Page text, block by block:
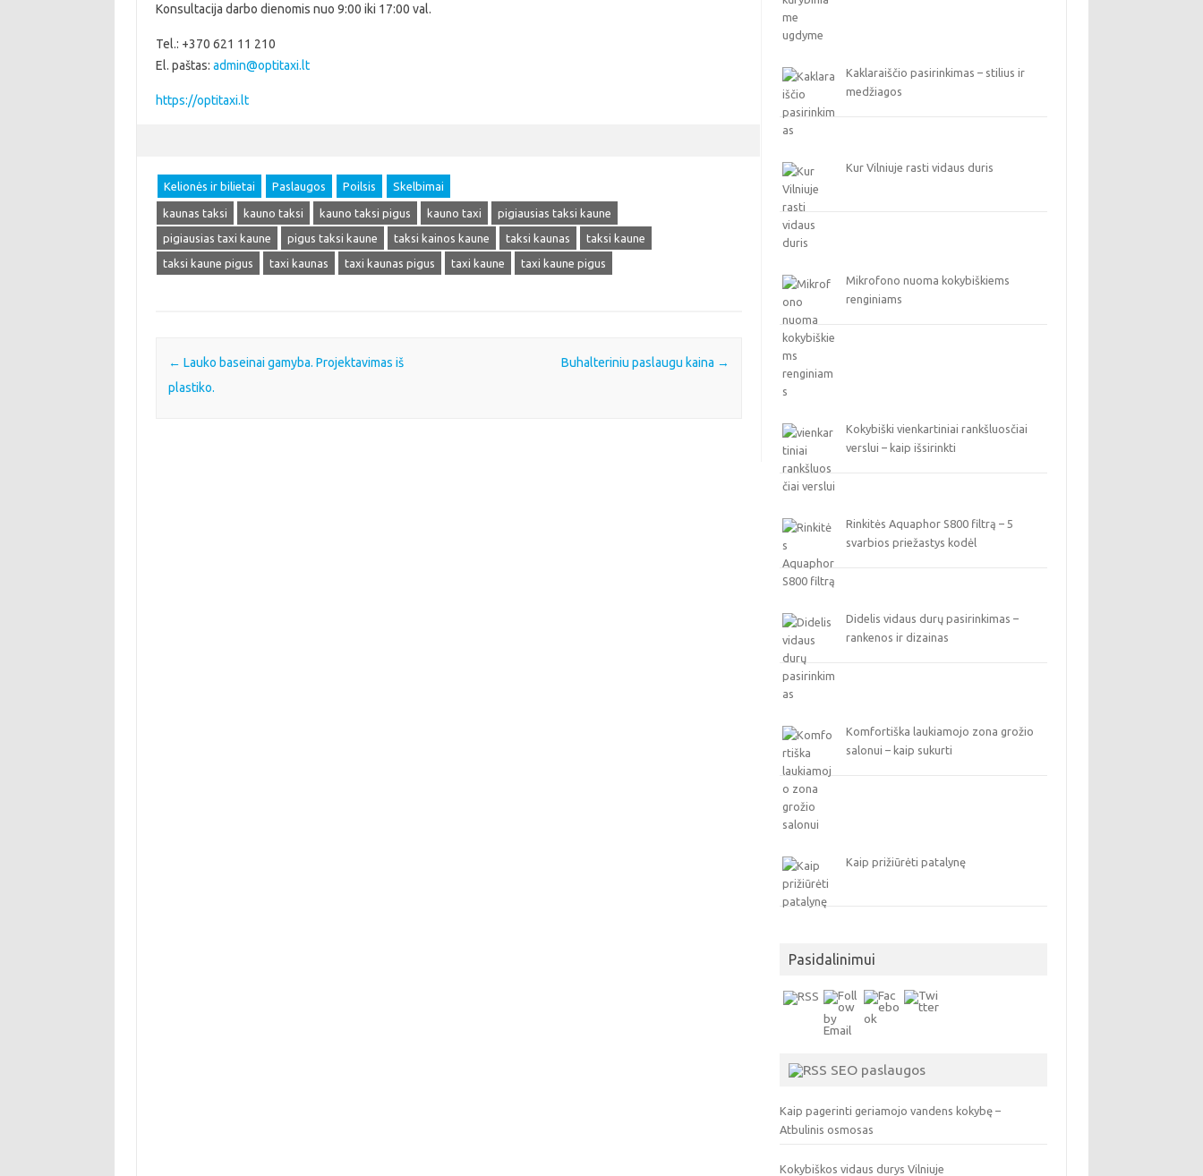
Konsultacija darbo dienomis nuo 9:00 iki 17:00 val.
Tel.: +370 621 11 210
El. paštas: admin@optitaxi.lt
https://optitaxi.lt
Kelionės ir bilietai Paslaugos Poilsis Skelbimai
kaunas taksi kauno taksi kauno taksi pigus kauno taxi
pigiausias taksi kaune
pigiausias taxi kaune
pigus taksi kaune taksi kainos kaune taksi kaunas
taksi kaune
taksi kaune pigus
taxi kaunas taxi kaunas pigus taxi kaune taxi kaune pigus
Post navigation
← Lauko baseinai gamyba. Projektavimas iš
plastiko.
Buhalteriniu paslaugu kaina →
Kaklaraiščio pasirinkimas – stilius ir
medžiagos
Kur Vilniuje rasti vidaus duris
Mikrofono nuoma kokybiškiems
renginiams
Kokybiški vienkartiniai rankšluosčiai
verslui – kaip išsirinkti
Rinkitės Aquaphor S800 filtrą – 5
svarbios priežastys kodėl
Didelis vidaus durų pasirinkimas –
rankenos ir dizainas
Komfortiška laukiamojo zona grožio
salonui – kaip sukurti
Kaip prižiūrėti patalynę
Pasidalinimui
SEO paslaugos
Kaip pagerinti geriamojo vandens kokybę –
Atbulinis osmosas
Kokybiškos vidaus durys Vilniuje